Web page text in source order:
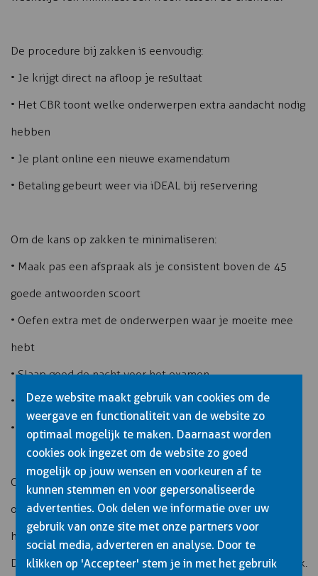
De procedure bij zakken is eenvoudig:
• Je krijgt direct na afloop je resultaat
• Het CBR toont welke onderwerpen extra aandacht nodig
hebben
• Je plant online een nieuwe examendatum
• Betaling gebeurt weer via iDEAL bij reservering
Om de kans op zakken te minimaliseren:
• Maak pas een afspraak als je consistent boven de 45
goede antwoorden scoort
• Oefen extra met de onderwerpen waar je moeite mee
hebt
• Slaap goed de nacht voor het examen
• Lees alle vragen rustig en volledig
• Twijfel je? Ga met je eerste ingeving
Overweeg bij een tweede poging professionele
ondersteuning. Veel opleidingsinstituten bieden speciale
herhalingslessen aan voor mensen die eerder gezakt zijn.
Deze gerichte aanpak verhoogt je slagingskans aanzienlijk.
Deze website maakt gebruik van cookies om de
weergave en functionaliteit van de website zo
optimaal mogelijk te maken. Daarnaast worden
cookies ook ingezet om de website zo goed
mogelijk op jouw wensen en voorkeuren af te
kunnen stemmen en voor gepersonaliseerde
advertenties. Ook delen we informatie over uw
gebruik van onze site met onze partners voor
social media, adverteren en analyse. Door te
klikken op 'Accepteer' stem je in met het gebruik